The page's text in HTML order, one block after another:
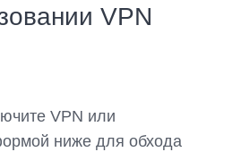
VPN
VPN или
ниже для обхода